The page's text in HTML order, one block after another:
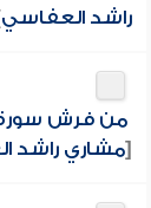
راشد العفاسي
من فرش سورة
[مشاري راشد